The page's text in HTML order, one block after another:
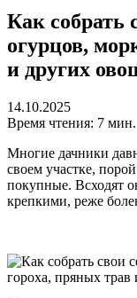
Как собрать
огурцов,
и других
14.10.2025
Время чтения: 7 мин.
Многие дачники
своем участке,
покупные. Всходят
крепкими, реже